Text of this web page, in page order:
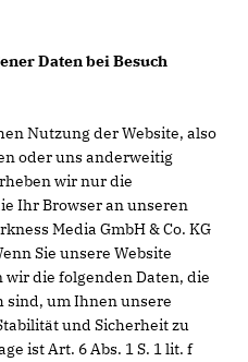
Daten bei Besuch
Nutzung der Website, also
oder uns anderweitig
wir nur die
Ihr Browser an unseren
Media GmbH & Co. KG
Sie unsere Website
die folgenden Daten, die
um Ihnen unsere
und Sicherheit zu
ist Art. 6 Abs. 1 S. 1 lit. f